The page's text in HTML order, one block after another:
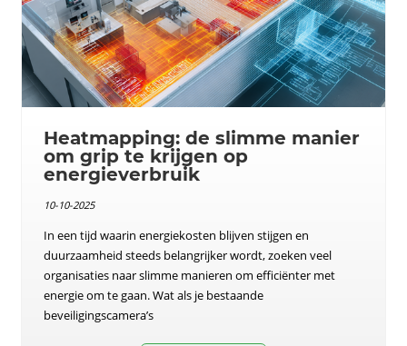
Heatmapping: de slimme manier
om grip te krijgen op
energieverbruik
10-10-2025
In een tijd waarin energiekosten blijven stijgen en
duurzaamheid steeds belangrijker wordt, zoeken veel
organisaties naar slimme manieren om efficiënter met
energie om te gaan. Wat als je bestaande
beveiligingscamera’s